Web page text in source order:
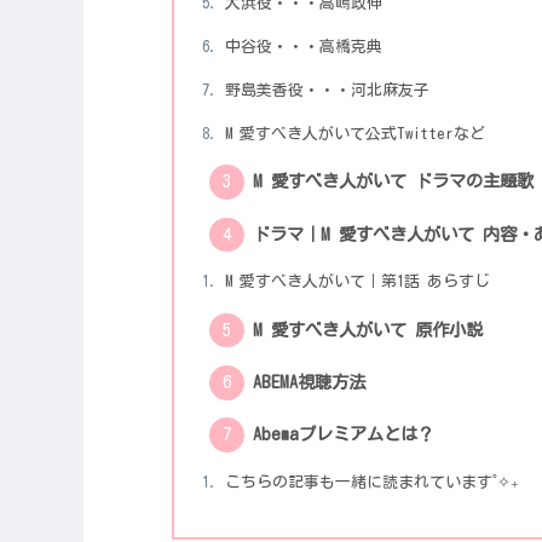
中谷役・・・高橋克典
野島美香役・・・河北麻友子
M 愛すべき人がいて公式Twitterなど
M 愛すべき人がいて ドラマの主題歌
ドラマ｜M 愛すべき人がいて 内容・
M 愛すべき人がいて｜第1話 あらすじ
M 愛すべき人がいて 原作小説
ABEMA視聴方法
Abemaプレミアムとは？
こちらの記事も一緒に読まれています˚✧₊